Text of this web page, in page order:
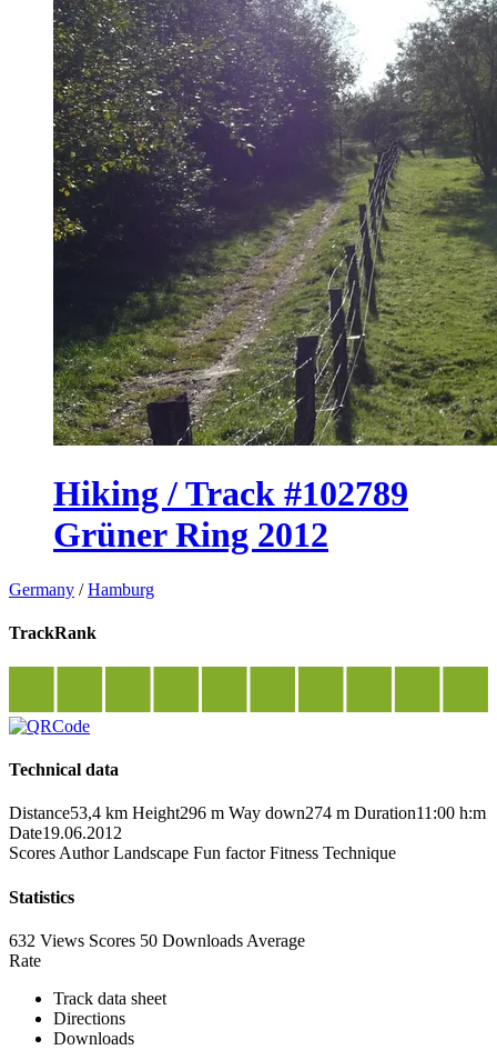
Hiking / Track #102789
Grüner Ring 2012
Germany /Hamburg
TrackRank
Technical data
Distance53,4 km Height296 m Way down274 m Duration11:00 h:m
Date19.06.2012
Scores Author Landscape Fun factor Fitness Technique
Statistics
632 Views Scores 50 Downloads Average
Rate
Track data sheet
Directions
Downloads